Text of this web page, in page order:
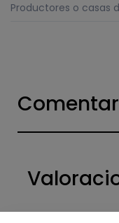
Productores o casas